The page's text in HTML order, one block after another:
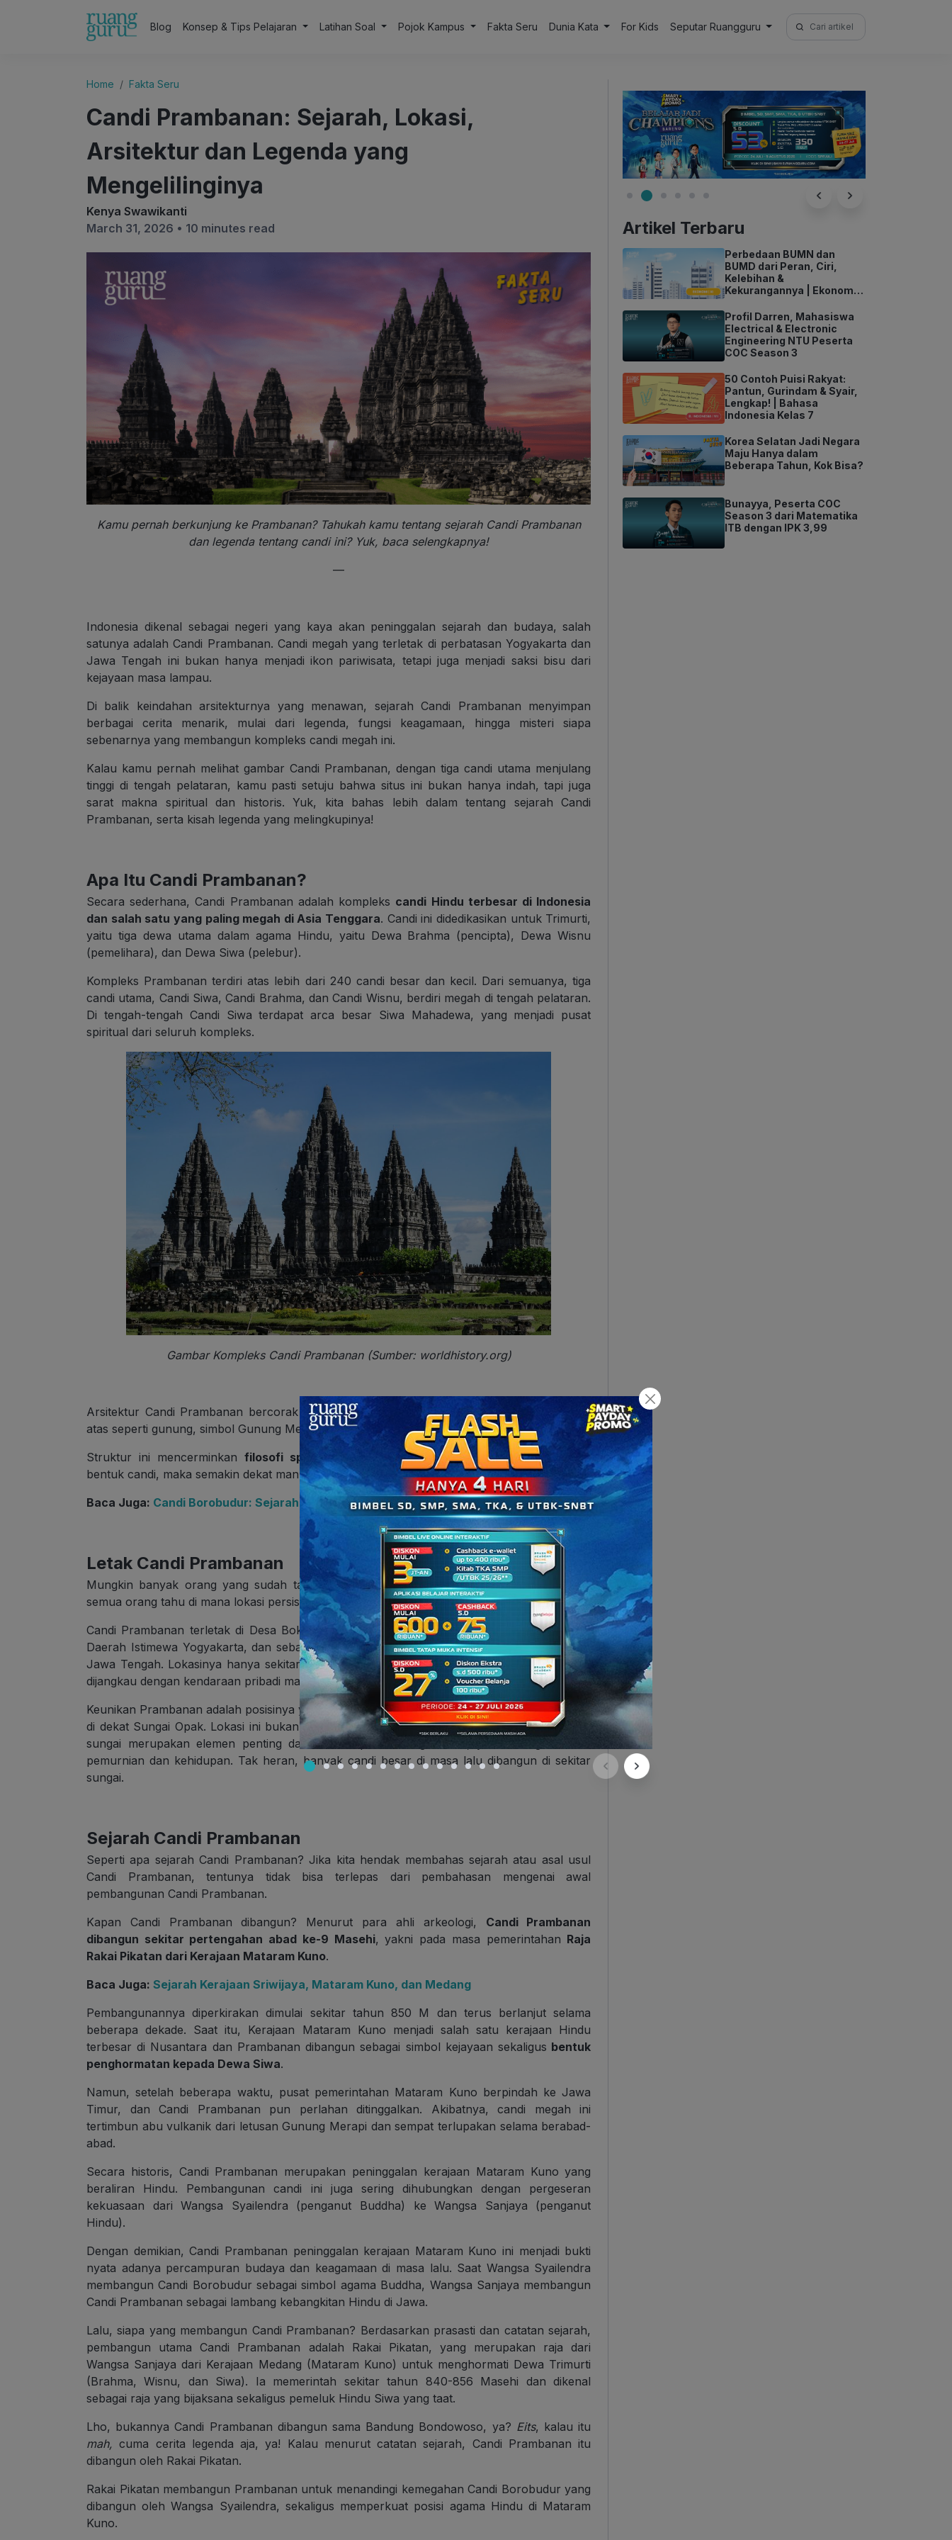
Blog Konsep & Tips Pelajaran Latihan Soal Pojok Kampus Fakta Seru Dunia Kata For Kids Seputar Ruangguru
Search
for:
Home Fakta Seru
Candi Prambanan: Sejarah, Lokasi,
Arsitektur dan Legenda yang
Mengelilinginya
Kenya Swawikanti
March 31, 2026 • 10 minutes read
Kamu pernah berkunjung ke Prambanan? Tahukah kamu tentang sejarah Candi Prambanan
dan legenda tentang candi ini? Yuk, baca selengkapnya!
—
Indonesia dikenal sebagai negeri yang kaya akan peninggalan sejarah dan budaya, salah
satunya adalah Candi Prambanan. Candi megah yang terletak di perbatasan Yogyakarta dan
Jawa Tengah ini bukan hanya menjadi ikon pariwisata, tetapi juga menjadi saksi bisu dari
kejayaan masa lampau.
Di balik keindahan arsitekturnya yang menawan, sejarah Candi Prambanan menyimpan
berbagai cerita menarik, mulai dari legenda, fungsi keagamaan, hingga misteri siapa
sebenarnya yang membangun kompleks candi megah ini.
Kalau kamu pernah melihat gambar Candi Prambanan, dengan tiga candi utama menjulang
tinggi di tengah pelataran, kamu pasti setuju bahwa situs ini bukan hanya indah, tapi juga
sarat makna spiritual dan historis. Yuk, kita bahas lebih dalam tentang sejarah Candi
Prambanan, serta kisah legenda yang melingkupinya!
Apa Itu Candi Prambanan?
Secara sederhana, Candi Prambanan adalah kompleks candi Hindu terbesar di Indonesia
dan salah satu yang paling megah di Asia Tenggara. Candi ini didedikasikan untuk Trimurti,
yaitu tiga dewa utama dalam agama Hindu, yaitu Dewa Brahma (pencipta), Dewa Wisnu
(pemelihara), dan Dewa Siwa (pelebur).
Kompleks Prambanan terdiri atas lebih dari 240 candi besar dan kecil. Dari semuanya, tiga
candi utama, Candi Siwa, Candi Brahma, dan Candi Wisnu, berdiri megah di tengah pelataran.
Di tengah-tengah Candi Siwa terdapat arca besar Siwa Mahadewa, yang menjadi pusat
spiritual dari seluruh kompleks.
Gambar Kompleks Candi Prambanan (Sumber: worldhistory.org)
Arsitektur Candi Prambanan bercorak Hindu klasik dengan ciri khas bentuk meruncing ke
atas seperti gunung, simbol Gunung Meru yang dianggap sebagai tempat tinggal para dewa.
Struktur ini mencerminkan filosofi spiritual masyarakatmasa itu, yakni semakin tinggi
bentuk candi, maka semakin dekat manusia kepada Yang Maha Kuasa.
Baca Juga: Candi Borobudur: Sejarah, Relief, dan Bagian-bagiannya
Letak Candi Prambanan
Mungkin banyak orang yang sudah tahu tentang Candi Prambanan, tapi sayangnya tidak
semua orang tahu di mana lokasi persis Candi Prambanan.
Candi Prambanan terletak di Desa Bokoharjo, Kecamatan Prambanan, Kabupaten Sleman,
Daerah Istimewa Yogyakarta, dan sebagian areanya juga masuk wilayah Kabupaten Klaten,
Jawa Tengah. Lokasinya hanya sekitar 17 kilometer dari pusat Kota Yogyakarta dan mudah
dijangkau dengan kendaraan pribadi maupun transportasi umum.
Keunikan Prambanan adalah posisinya yang strategis, berdiri di antara dua provinsi besar dan
di dekat Sungai Opak. Lokasi ini bukan kebetulan, karena masyarakat kuno percaya bahwa
sungai merupakan elemen penting dalam konsep kosmologi Hindu, yaitu sebagai simbol
pemurnian dan kehidupan. Tak heran, banyak candi besar di masa lalu dibangun di sekitar
sungai.
Sejarah Candi Prambanan
Seperti apa sejarah Candi Prambanan? Jika kita hendak membahas sejarah atau asal usul
Candi Prambanan, tentunya tidak bisa terlepas dari pembahasan mengenai awal
pembangunan Candi Prambanan.
Kapan Candi Prambanan dibangun? Menurut para ahli arkeologi, Candi Prambanan
dibangun sekitar pertengahan abad ke-9 Masehi, yakni pada masa pemerintahan Raja
Rakai Pikatan dari Kerajaan Mataram Kuno.
Baca Juga: Sejarah Kerajaan Sriwijaya, Mataram Kuno, dan Medang
Pembangunannya diperkirakan dimulai sekitar tahun 850 M dan terus berlanjut selama
beberapa dekade. Saat itu, Kerajaan Mataram Kuno menjadi salah satu kerajaan Hindu
terbesar di Nusantara dan Prambanan dibangun sebagai simbol kejayaan sekaligus bentuk
penghormatan kepada Dewa Siwa.
Namun, setelah beberapa waktu, pusat pemerintahan Mataram Kuno berpindah ke Jawa
Timur, dan Candi Prambanan pun perlahan ditinggalkan. Akibatnya, candi megah ini
tertimbun abu vulkanik dari letusan Gunung Merapi dan sempat terlupakan selama berabad-
abad.
Secara historis, Candi Prambanan merupakan peninggalan kerajaan Mataram Kuno yang
beraliran Hindu. Pembangunan candi ini juga sering dihubungkan dengan pergeseran
kekuasaan dari Wangsa Syailendra (penganut Buddha) ke Wangsa Sanjaya (penganut
Hindu).
Dengan demikian, Candi Prambanan peninggalan kerajaan Mataram Kuno ini menjadi bukti
nyata adanya percampuran budaya dan keagamaan di masa lalu. Saat Wangsa Syailendra
membangun Candi Borobudur sebagai simbol agama Buddha, Wangsa Sanjaya membangun
Candi Prambanan sebagai lambang kebangkitan Hindu di Jawa.
Lalu, siapa yang membangun Candi Prambanan? Berdasarkan prasasti dan catatan sejarah,
pembangun utama Candi Prambanan adalah Rakai Pikatan, yang merupakan raja dari
Wangsa Sanjaya dari Kerajaan Medang (Mataram Kuno) untuk menghormati Dewa Trimurti
(Brahma, Wisnu, dan Siwa). Ia memerintah sekitar tahun 840-856 Masehi dan dikenal
sebagai raja yang bijaksana sekaligus pemeluk Hindu Siwa yang taat.
Lho, bukannya Candi Prambanan dibangun sama Bandung Bondowoso, ya? Eits, kalau itu
mah, cuma cerita legenda aja, ya! Kalau menurut catatan sejarah, Candi Prambanan itu
dibangun oleh Rakai Pikatan.
Rakai Pikatan membangun Prambanan untuk menandingi kemegahan Candi Borobudur yang
dibangun oleh Wangsa Syailendra, sekaligus memperkuat posisi agama Hindu di Mataram
Kuno.
Artikel Terbaru
Perbedaan BUMN dan
BUMD dari Peran, Ciri,
Kelebihan &
Kekurangannya | Ekonomi
Profil Darren, Mahasiswa
Electrical & Electronic
Engineering NTU Peserta
COC Season 3
50 Contoh Puisi Rakyat:
Pantun, Gurindam & Syair,
Lengkap! | Bahasa
Indonesia Kelas 7
Korea Selatan Jadi Negara
Maju Hanya dalam
Beberapa Tahun, Kok Bisa?
Bunayya, Peserta COC
Season 3 dari Matematika
ITB dengan IPK 3,99